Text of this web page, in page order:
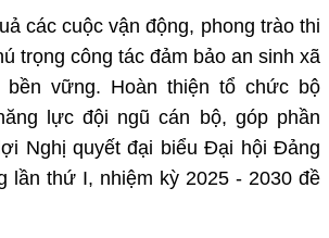
các cuộc vận động, phong trào thi
trọng công tác đảm bảo an sinh xã
bền vững. Hoàn thiện tổ chức bộ
lực đội ngũ cán bộ, góp phần
Nghị quyết đại biểu Đại hội Đảng
lần thứ I, nhiệm kỳ 2025 - 2030 đề